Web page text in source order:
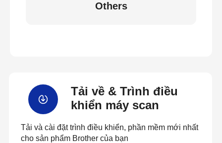
Others
Tải về & Trình điều
khiển máy scan
Tải và cài đặt trình điều khiển, phần mềm mới nhất
cho sản phẩm Brother của bạn